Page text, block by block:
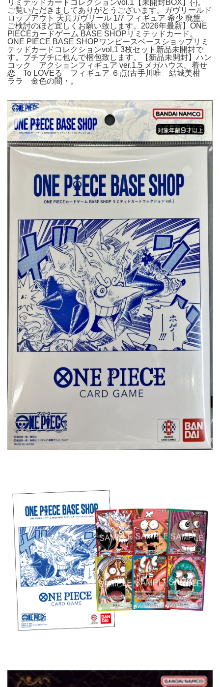
リミテッドカードコレクションvol.1【未開封BOX】{-}。
ご覧いただきましてありがとうございます。ガヴリールド
ロップアウト 天真ガヴリール 1/7 フィギュア 希少 廃盤。
ご検討のほど宜しくお願い致します。2026年最新】ONE
PIECEカードゲーム BASE SHOPリミテッドカード。
ONE PIECE BASE SHOPワンピースベースショップリミ
テッドカードコレクションvol.1 3枚セット新品未開封で
す。プチプチに包んで梱包致します。【新品未開封】ハン
コック アクションフィギュア ver.1.5 メガハウス。着せ
恋 To LOVEる フィギュア ６点(古手川唯 結城美柑
ララ 金色の闇・。